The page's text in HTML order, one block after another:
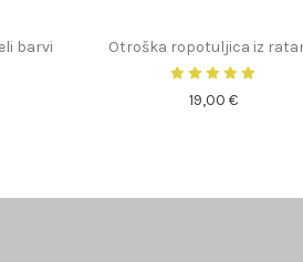
barvi
Otroška ropotuljica iz
19,00 €